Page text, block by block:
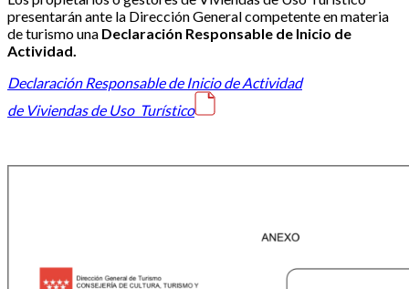
presentarán ante la Dirección General competente en materia
de turismo una Declaración Responsable de Inicio de
Actividad.
Declaración Responsable de Inicio de Actividad
de Viviendasde Uso Turístico